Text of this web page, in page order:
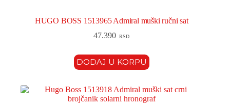
HUGO BOSS 1513965 Admiral muški ručni sat
47.390 RSD
DODAJ U KORPU